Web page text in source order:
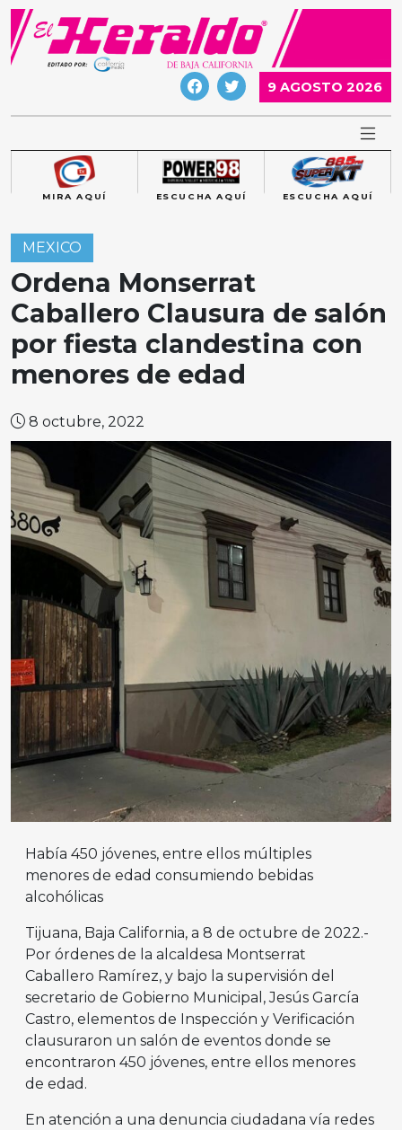
Skip
content
9 AGOSTO 2026
MIRA AQUÍ ESCUCHA AQUÍ ESCUCHA AQUÍ
MEXICO
Ordena Monserrat
Caballero Clausura de salón
por fiesta clandestina con
menores de edad
8 octubre, 2022
Había 450 jóvenes, entre ellos múltiples
menores de edad consumiendo bebidas
alcohólicas
Tijuana, Baja California, a 8 de octubre de 2022.-
Por órdenes de la alcaldesa Montserrat
Caballero Ramírez, y bajo la supervisión del
secretario de Gobierno Municipal, Jesús García
Castro, elementos de Inspección y Verificación
clausuraron un salón de eventos donde se
encontraron 450 jóvenes, entre ellos menores
de edad.
En atención a una denuncia ciudadana vía redes